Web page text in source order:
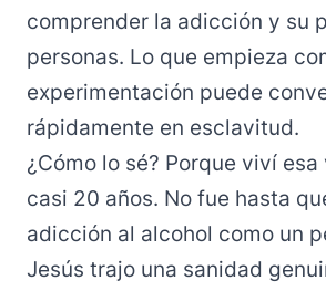
comprender la adicción y su
personas. Lo que empieza
experimentación puede
rápidamente en esclavitud.
¿Cómo lo sé? Porque viví
casi 20 años. No fue hasta
adicción al alcohol como un
Jesús trajo una sanidad